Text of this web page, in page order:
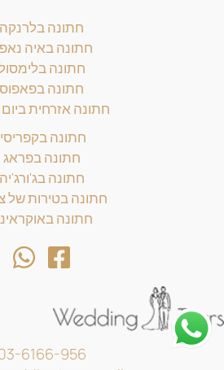
חתונה בלרנקה
חתונה באיה
חתונה
חתונה בפאפוס
חתונה אזרחית
חתונה
חתונה בפראג
חתונה בג'ורג'יה
חתונה בטירות של
חתונה
6166-956